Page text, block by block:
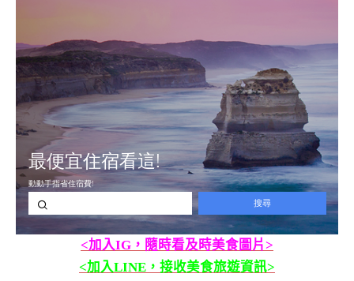
<加入IG，隨時看及時美食圖片>
<加入LINE，接收美食旅遊資訊>